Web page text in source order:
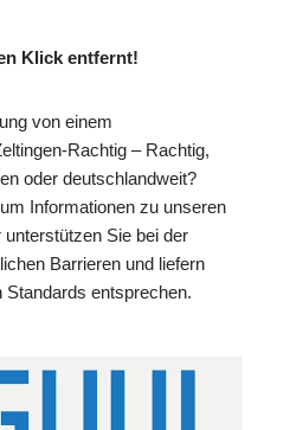
Klick entfernt!
von einem
Rachtig – Rachtig,
oder deutschlandweit?
Informationen zu unseren
Sie bei der
Barrieren und liefern
entsprechen.